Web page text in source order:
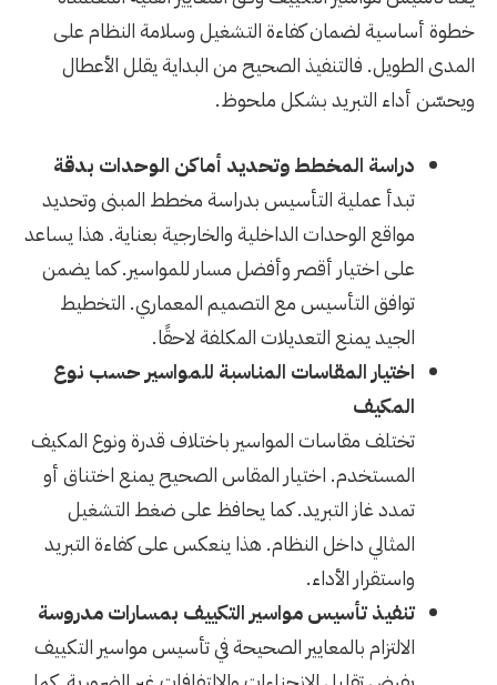
خطوة أساسية لضمان كفاءة التشغيل وسلامة النظام على
المدى الطويل. فالتنفيذ الصحيح من البداية يقلل الأعطال
ويحسّن أداء التبريد بشكل ملحوظ.
دراسة المخطط وتحديد أماكن الوحدات بدقة
تبدأ عملية التأسيس بدراسة مخطط المبنى وتحديد
مواقع الوحدات الداخلية والخارجية بعناية. هذا يساعد
على اختيار أقصر وأفضل مسار للمواسير. كما يضمن
توافق التأسيس مع التصميم المعماري. التخطيط
الجيد يمنع التعديلات المكلفة لاحقًا.
اختيار المقاسات المناسبة للمواسير حسب نوع
المكيف
تختلف مقاسات المواسير باختلاف قدرة ونوع المكيف
المستخدم. اختيار المقاس الصحيح يمنع اختناق أو
تمدد غاز التبريد. كما يحافظ على ضغط التشغيل
المثالي داخل النظام. هذا ينعكس على كفاءة التبريد
واستقرار الأداء.
تنفيذ تأسيس مواسير التكييف بمسارات مدروسة
الالتزام بالمعايير الصحيحة في تأسيس مواسير التكييف